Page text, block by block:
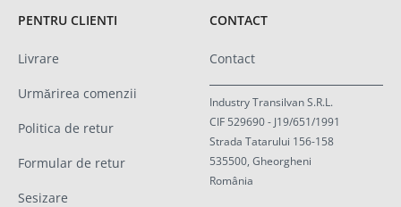
PENTRU CLIENTI
Livrare
Urmărirea comenzii
Politica de retur
Formular de retur
Sesizare
CONTACT
Contact
Industry Transilvan S.R.L.
CIF 529690 - J19/651/1991
Strada Tatarului 156-158
535500, Gheorgheni
România